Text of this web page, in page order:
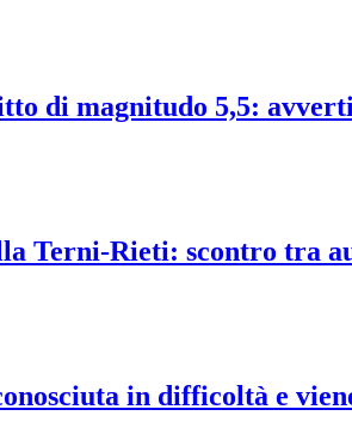
di magnitudo 5,5:
Terni-Rieti: scontro tra
in difficoltà e